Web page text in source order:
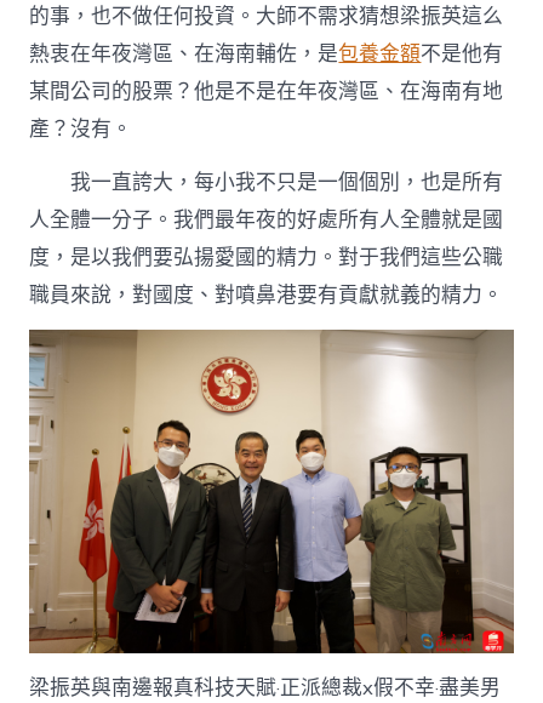
的事，也不做任何投資。大師不需求猜想梁振英這么
熱衷在年夜灣區、在海南輔佐，是包養金額不是他有
某間公司的股票？他是不是在年夜灣區、在海南有地
產？沒有。
我一直誇大，每小我不只是一個個別，也是所有
人全體一分子。我們最年夜的好處所有人全體就是國
度，是以我們要弘揚愛國的精力。對于我們這些公職
職員來說，對國度、對噴鼻港要有貢獻就義的精力。
梁振英與南邊報真科技天賦·正派總裁x假不幸·盡美男